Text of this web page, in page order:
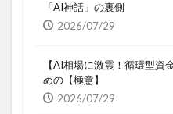
「AI神話」の裏側
2026/07/29
【AI相場に激震！循環型
めの【極意】
2026/07/29